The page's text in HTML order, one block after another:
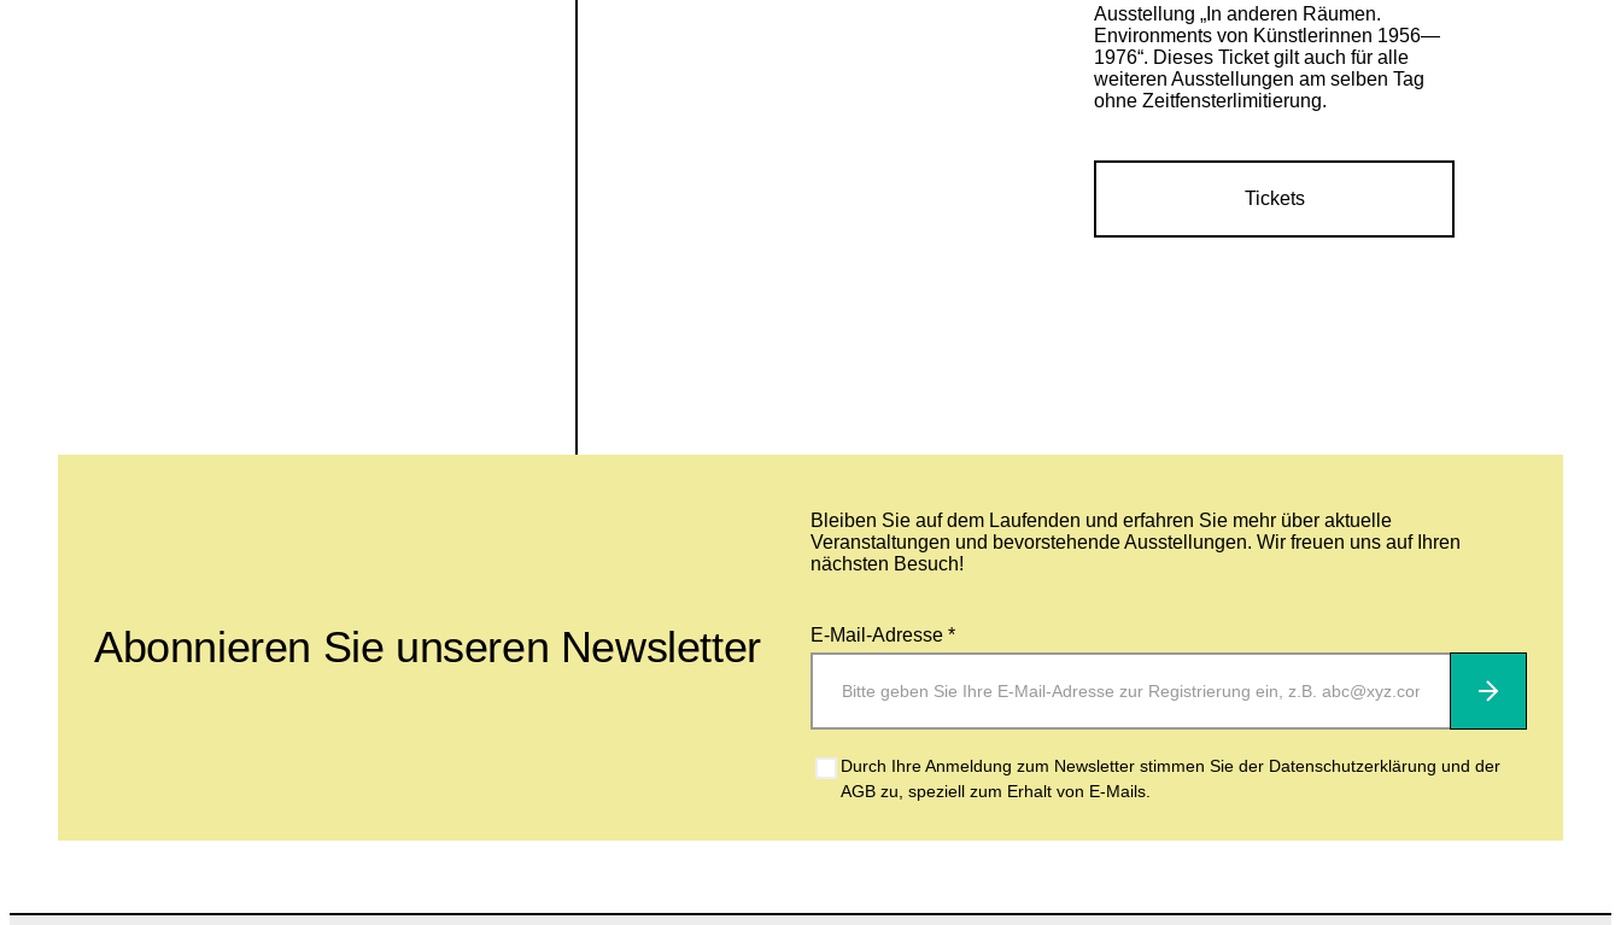
Ausstellung „In anderen Räumen.
Environments von Künstlerinnen 1956—
1976“. Dieses Ticket gilt auch für alle
weiteren Ausstellungen am selben Tag
ohne Zeitfensterlimitierung.
Tickets
Abonnieren Sie unseren Newsletter
Bleiben Sie auf dem Laufenden und erfahren Sie mehr über aktuelle
Veranstaltungen und bevorstehende Ausstellungen. Wir freuen uns auf Ihren
nächsten Besuch!
E-Mail-Adresse *
Abonnieren
Durch Ihre Anmeldung zum Newsletter stimmen Sie der Datenschutzerklärung und der
AGB zu, speziell zum Erhalt von E-Mails.